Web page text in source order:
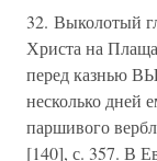
32. Выколотый
Христа на
перед казнью
несколько дней
паршивого
[140], с. 357. В